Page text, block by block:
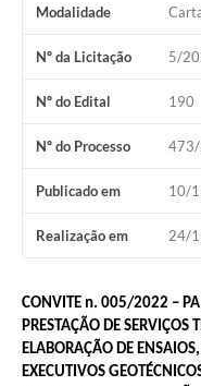
Modalidade
Nº da Licitação 5/
Nº do Edital 190
Nº do Processo
Publicado em 10/
Realização em 24/
CONVITE n. 005/2022 –
PRESTAÇÃO DE SERVIÇOS
ELABORAÇÃO DE
EXECUTIVOS